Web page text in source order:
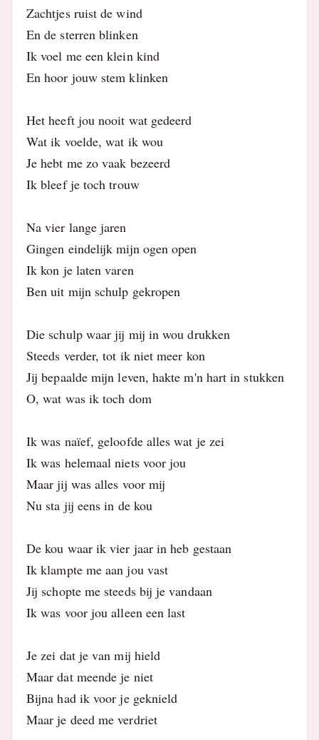
Zachtjes ruist de wind
En de sterren blinken
Ik voel me een klein kind
En hoor jouw stem klinken
Het heeft jou nooit wat gedeerd
Wat ik voelde, wat ik wou
Je hebt me zo vaak bezeerd
Ik bleef je toch trouw
Na vier lange jaren
Gingen eindelijk mijn ogen open
Ik kon je laten varen
Ben uit mijn schulp gekropen
Die schulp waar jij mij in wou drukken
Steeds verder, tot ik niet meer kon
Jij bepaalde mijn leven, hakte m'n hart in stukken
O, wat was ik toch dom
Ik was naïef, geloofde alles wat je zei
Ik was helemaal niets voor jou
Maar jij was alles voor mij
Nu sta jij eens in de kou
De kou waar ik vier jaar in heb gestaan
Ik klampte me aan jou vast
Jij schopte me steeds bij je vandaan
Ik was voor jou alleen een last
Je zei dat je van mij hield
Maar dat meende je niet
Bijna had ik voor je geknield
Maar je deed me verdriet